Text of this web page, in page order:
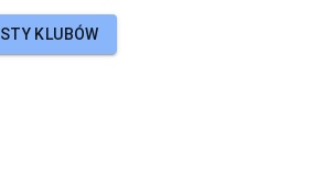
KLUBÓW